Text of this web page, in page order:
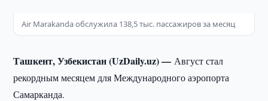
Air Marakanda обслужила 138,5 тыс. пассажиров за месяц
Ташкент, Узбекистан (UzDaily.uz) —Август стал
рекордным месяцем для Международного аэропорта
Самарканда.